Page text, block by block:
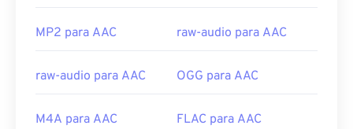
Lançamento inicial:
https://en.wikipedia.org/wiki/Advanced_Audio_Coding
https://www.iso.org/standard/43345.html?
MP2 para AAC raw-audio para AAC
raw-audio para AAC OGG para AAC
M4A para AAC FLAC para AAC